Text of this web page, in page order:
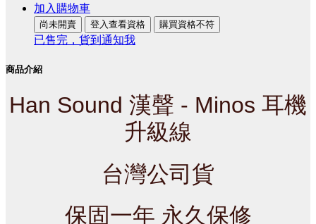
加入購物車
尚未開賣 登入查看資格 購買資格不符
已售完，貨到通知我
商品介紹
Han Sound 漢聲 - Minos 耳機
升級線
台灣公司貨
保固一年 永久保修